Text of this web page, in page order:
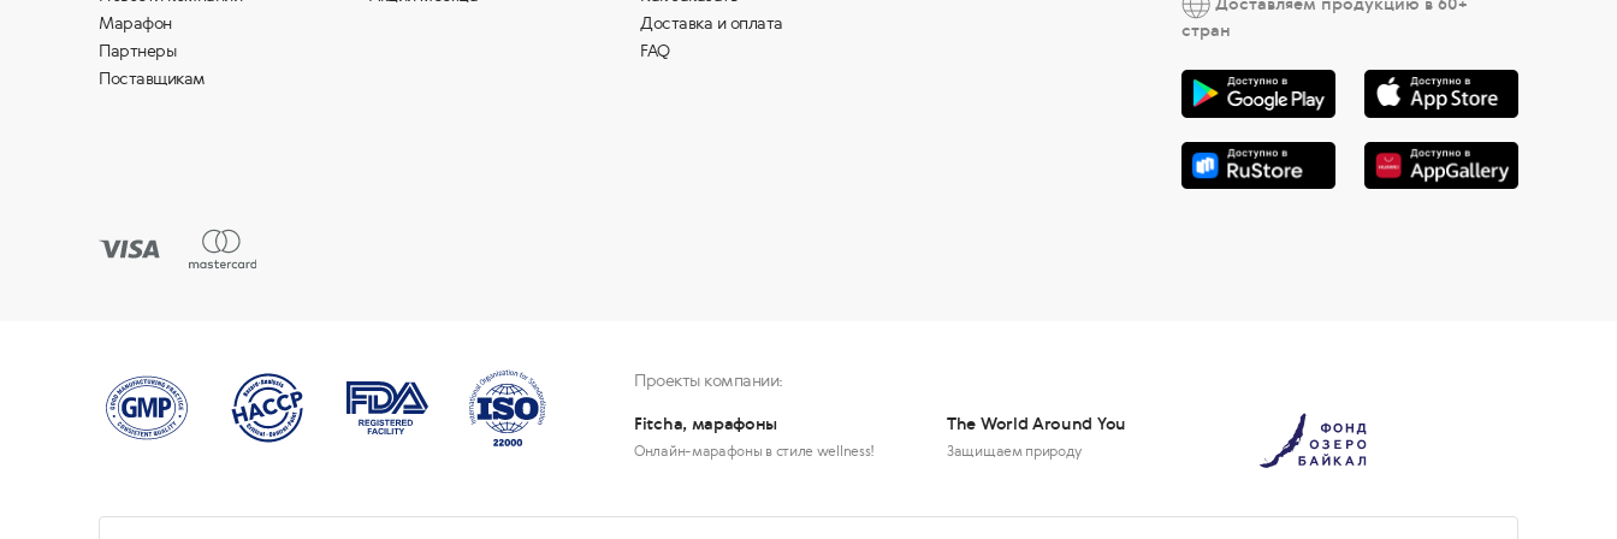
Марафон
Партнеры
Поставщикам
Доставка и оплата
FAQ
стран
Проекты компании:
Fitcha, марафоны
Онлайн-марафоны в стиле wellness!
The World Around You
Защищаем природу